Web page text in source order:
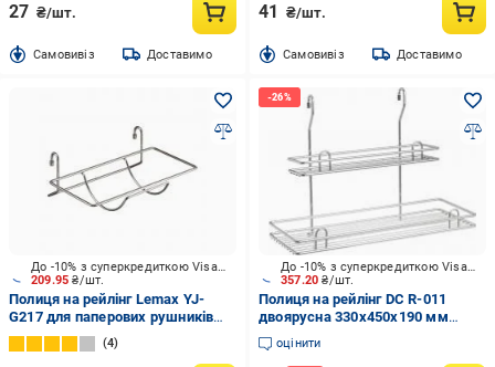
27 ₴/шт.
Cамовивіз Доставимо
41 ₴/шт.
Cамовивіз Доставимо
209.95₴/шт.
До -10% з суперкредиткою Visa Вигода
Полиця на рейлінг Lemax YJ-
G217 для паперових рушників
300х185х100 мм хром
4
357.20₴/шт.
До -10% з суперкредиткою Visa Вигода
Полиця на рейлінг DC R-011
двоярусна 330x450x190 мм
хром
оцінити